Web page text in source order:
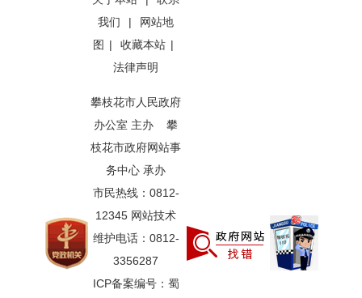
我们
|
网站地
图 | 收藏本站 |
法律声明
攀枝花市人民政府
办公室 主办 攀
枝花市政府网站事
务中心 承办
市民热线：0812-
12345 网站技术
维护电话：0812-
3356287
ICP备案编号：蜀